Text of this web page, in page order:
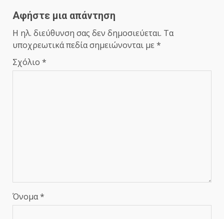
Αφήστε μια απάντηση
Η ηλ. διεύθυνση σας δεν δημοσιεύεται. Τα
υποχρεωτικά πεδία σημειώνονται με *
Σχόλιο *
Όνομα*